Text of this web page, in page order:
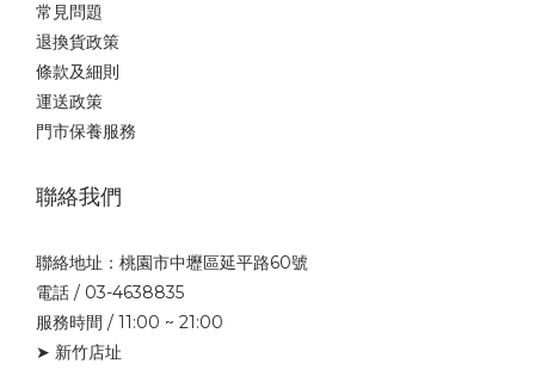
常見問題
退換貨政策
條款及細則
運送政策
門市保養服務
聯絡我們
聯絡地址：桃園市中壢區延平路60號
電話 / 03-4638835
服務時間 / 11:00 ~ 21:00
➤ 新竹店址